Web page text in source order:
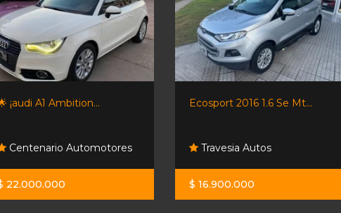
¡audi A1 Ambition...
Centenario Automotores
22.000.000
Ecosport 2016 1.6 Se Mt...
Travesia Autos
$ 16.900.000